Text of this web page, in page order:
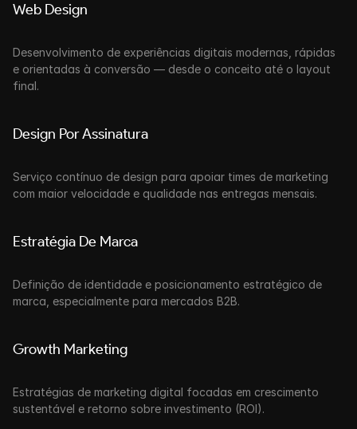
Web Design
Desenvolvimento de experiências digitais modernas, rápidas
e orientadas à conversão — desde o conceito até o layout
final.
Design Por Assinatura
Serviço contínuo de design para apoiar times de marketing
com maior velocidade e qualidade nas entregas mensais.
Estratégia De Marca
Definição de identidade e posicionamento estratégico de
marca, especialmente para mercados B2B.
Growth Marketing
Estratégias de marketing digital focadas em crescimento
sustentável e retorno sobre investimento (ROI).